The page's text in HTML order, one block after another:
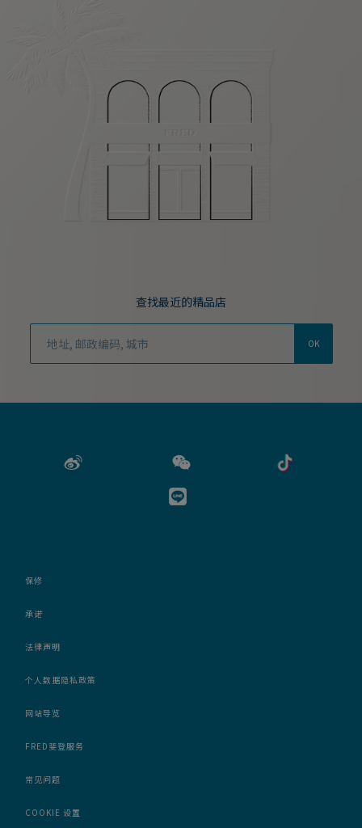
查找最近的精品店
OK
保修
承诺
法律声明
个人数据隐私政策
网站导览
FRED斐登服务
常见问题
COOKIE 设置